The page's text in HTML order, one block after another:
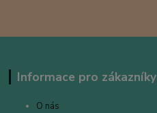
Informace pro zákazníky
O nás